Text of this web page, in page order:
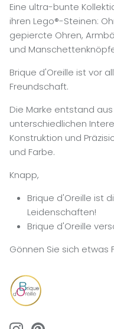
Eine ultra-bunte
ihren Lego®-Steinen:
gepiercte Ohren,
und
Brique d'Oreille ist vor
Freundschaft.
Die Marke entstand
unterschiedlichen
Konstruktion und
und Farbe.
Knapp,
Brique d'Oreille ist
Leidenschaften!
Brique d'Oreille
Gönnen Sie sich etwas